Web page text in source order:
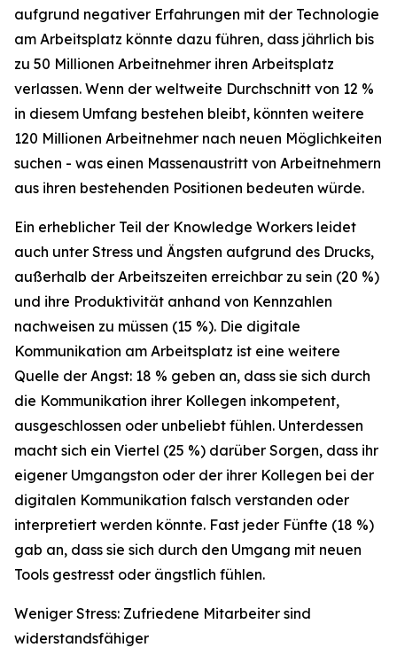
aufgrund negativer Erfahrungen mit der Technologie
am Arbeitsplatz könnte dazu führen, dass jährlich bis
zu 50 Millionen Arbeitnehmer ihren Arbeitsplatz
verlassen. Wenn der weltweite Durchschnitt von 12 %
in diesem Umfang bestehen bleibt, könnten weitere
120 Millionen Arbeitnehmer nach neuen Möglichkeiten
suchen - was einen Massenaustritt von Arbeitnehmern
aus ihren bestehenden Positionen bedeuten würde.
Ein erheblicher Teil der Knowledge Workers leidet
auch unter Stress und Ängsten aufgrund des Drucks,
außerhalb der Arbeitszeiten erreichbar zu sein (20 %)
und ihre Produktivität anhand von Kennzahlen
nachweisen zu müssen (15 %). Die digitale
Kommunikation am Arbeitsplatz ist eine weitere
Quelle der Angst: 18 % geben an, dass sie sich durch
die Kommunikation ihrer Kollegen inkompetent,
ausgeschlossen oder unbeliebt fühlen. Unterdessen
macht sich ein Viertel (25 %) darüber Sorgen, dass ihr
eigener Umgangston oder der ihrer Kollegen bei der
digitalen Kommunikation falsch verstanden oder
interpretiert werden könnte. Fast jeder Fünfte (18 %)
gab an, dass sie sich durch den Umgang mit neuen
Tools gestresst oder ängstlich fühlen.
Weniger Stress: Zufriedene Mitarbeiter sind
widerstandsfähiger